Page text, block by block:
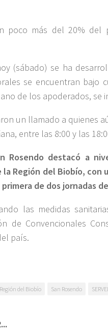
poco más del 20% del
(sábado) se ha
se encuentran bajo
de los apoderados, se
un llamado a quienes
entre las 8:00 y las
Rosendo destacó a
Región del Biobío, con
de dos jornadas
las medidas
de Convencionales
país.
Región del Biobío San Rosendo